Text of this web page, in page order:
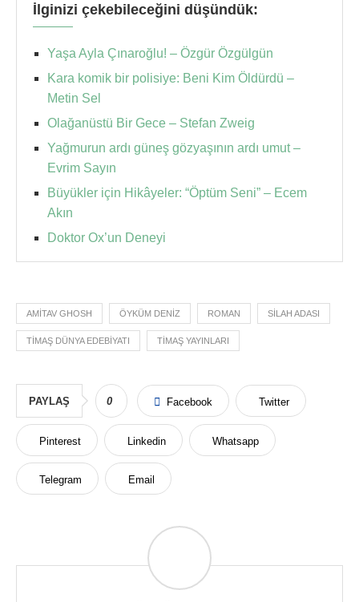
İlginizi çekebileceğini düşündük:
Yaşa Ayla Çınaroğlu! – Özgür Özgülgün
Kara komik bir polisiye: Beni Kim Öldürdü –
Metin Sel
Olağanüstü Bir Gece – Stefan Zweig
Yağmurun ardı güneş gözyaşının ardı umut –
Evrim Sayın
Büyükler için Hikâyeler: “Öptüm Seni” – Ecem
Akın
Doktor Ox’un Deneyi
AMITAV GHOSH ÖYKÜM DENIZ ROMAN SILAH ADASI
TIMAŞ DÜNYA EDEBIYATI TIMAŞ YAYINLARI
PAYLAŞ 0 Facebook Twitter
Pinterest Linkedin Whatsapp
Telegram Email